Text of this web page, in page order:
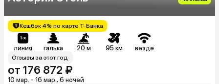
Кешбэк 4% по карте Т-Банка
линия галька 20 м 95 км везде
Отзывы за этот год
от 176 872 ₽
10 мар. - 16 мар., 6 ночей